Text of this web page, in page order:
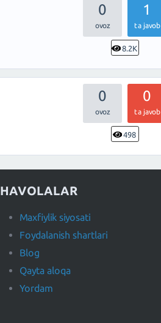
0 1
ta javob
8.2K
0 0
ta javob
498
HAVOLALAR
Maxfiylik siyosati
Foydalanish shartlari
Blog
Qayta aloqa
Yordam